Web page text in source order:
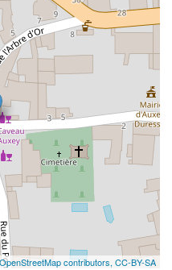
OpenStreetMap contributors, CC-BY-SA